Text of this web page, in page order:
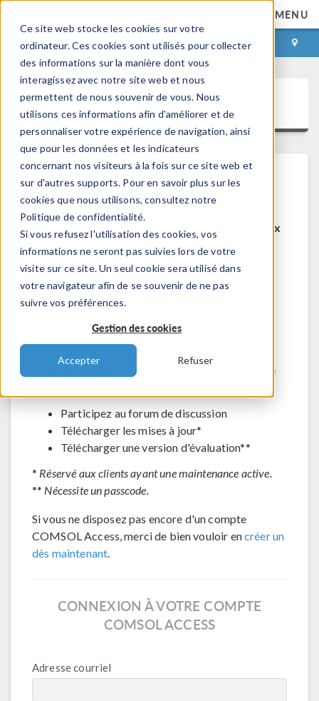
Ce site web stocke les cookies sur votre
ordinateur. Ces cookies sont utilisés pour collecter
des informations sur la manière dont vous
interagissez avec notre site web et nous
permettent de nous souvenir de vous. Nous
utilisons ces informations afin d'améliorer et de
personnaliser votre expérience de navigation, ainsi
que pour les données et les indicateurs
concernant nos visiteurs à la fois sur ce site web et
sur d'autres supports. Pour en savoir plus sur les
cookies que nous utilisons, consultez notre
Politique de confidentialité.
Si vous refusez l'utilisation des cookies, vos
informations ne seront pas suivies lors de votre
visite sur ce site. Un seul cookie sera utilisé dans
votre navigateur afin de se souvenir de ne pas
suivre vos préférences.
Gestion des cookies
Accepter Refuser
MENU
CONNEXION CONTACT
COMSOL Access
Bienvenue sur COMSOL Access
COMSOL Access est un service disponible aux
utilisateurs et contacts.
Bénéfices:
Modifier les informations de contact et de
Contacter le support technique
Voir les inscriptions aux évènements à venir
Accéder à COMSOL Exchange - partage de
Participez au forum de discussion
Télécharger les mises à jour*
Télécharger une version d'évaluation**
* Réservé aux clients ayant une maintenance active.
** Nécessite un passcode.
Si vous ne disposez pas encore d'un compte
COMSOL Access, merci de bien vouloir encréer un
dès maintenant.
CONNEXION À VOTRE COMPTE
COMSOL ACCESS
Adresse courriel